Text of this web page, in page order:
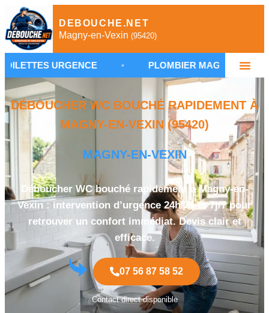
DEBOUCHE.NET
Magny-en-Vexin (95420)
• PLOMBIER MAGNY-EN-VEXIN •
DÉBOUCHER WC BOUCHÉ RAPIDEMENT À
MAGNY-EN-VEXIN (95420)
MAGNY-EN-VEXIN
Déboucher WC bouché rapidement à Magny-en-
Vexin : intervention d’urgence 24h/24 et 7j/7 pour
retrouver un confort immédiat. Devis clair et
efficace.
07 56 87 58 52
Contact direct disponible